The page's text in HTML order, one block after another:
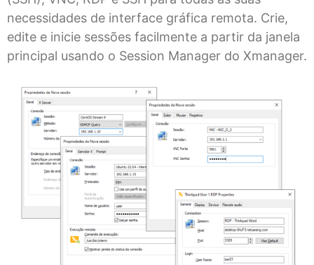
necessidades de interface gráfica remota. Crie,
edite e inicie sessões facilmente a partir da janela
principal usando o Session Manager do Xmanager.